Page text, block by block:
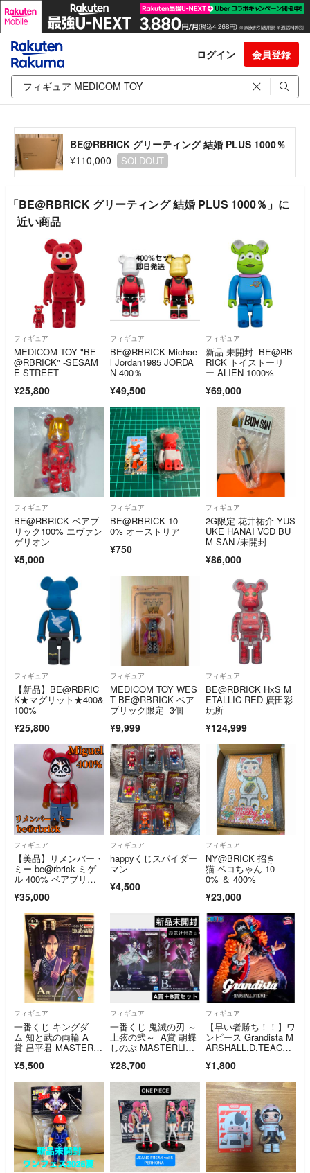
ログイン 会員登録
BE@RBRICK グリーティング 結婚 PLUS 1000％
¥110,000
SOLDOUT
「BE@RBRICK グリーティング 結婚 PLUS 1000％」に
近い商品
フィギュア
MEDICOM TOY "BE
@RBRICK" -SESAM
E STREET
¥25,800
フィギュア
BE@RBRICK Michae
l Jordan1985 JORDA
N 400％
¥49,500
フィギュア
新品 未開封 BE@RB
RICK トイストーリ
ー ALIEN 1000%
¥69,000
フィギュア
BE@RBRICK ベアブ
リック100% エヴァン
ゲリオン
¥5,000
フィギュア
BE@RBRICK 10
0% オーストリア
¥750
フィギュア
2G限定 花井祐介 YUS
UKE HANAI VCD BU
M SAN /未開封
¥86,000
フィギュア
【新品】BE@RBRIC
K★マグリット★400&
100%
¥25,800
フィギュア
MEDICOM TOY WES
T BE@RBRICK ベア
ブリック限定 3個
¥9,999
フィギュア
BE@RBRICK HxS M
ETALLIC RED 廣田彩
玩所
¥124,999
フィギュア
【美品】リメンバー・
ミー be@rbrick ミゲ
ル 400% ベアブリッ
¥35,000
フィギュア
happyくじスパイダー
マン
¥4,500
フィギュア
NY@BRICK 招き
猫 ペコちゃん 10
0% ＆ 400%
¥23,000
フィギュア
一番くじ キングダ
ム 知と武の両輪 A
賞 昌平君 MASTERLI
¥5,500
フィギュア
一番くじ 鬼滅の刃 ～
上弦の弐～ A賞 胡蝶
しのぶ MASTERLIS
花落カナヲ
¥28,700
フィギュア
【早い者勝ち！！】ワ
ンピース Grandista M
ARSHALL.D.TEAC
ィーチ 黒ひげ フィギ
ュア
¥1,800